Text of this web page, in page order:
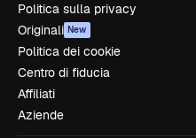
Politica sulla privacy
Originali New
Politica dei cookie
Centro di fiducia
Affiliati
Aziende